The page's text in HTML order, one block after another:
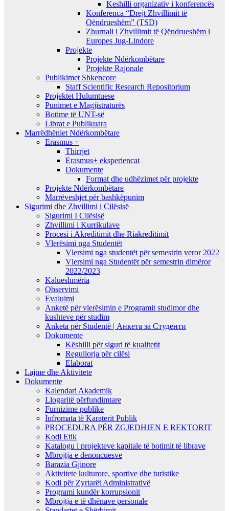
Keshilli organizativ i konferencës
Konferenca “Drejt Zhvillimit të
Qëndrueshëm” (TSD)
Zhurnali i Zhvillimit të Qëndrueshëm i
Europes Jug-Lindore
Projekte
Projekte Ndërkombëtare
Projekte Rajonale
Publikimet Shkencore
Staff Scientific Research Repositorium
Projektet Hulumtuese
Punimet e Magjistraturës
Botime të UNT-së
Librat e Publikuara
Marrëdhëniet Ndërkombëtare
Erasmus +
Thirrjet
Erasmus+ eksperiencat
Dokumente
Format dhe udhëzimet për projekte
Projekte Ndërkombëtare
Marrëveshjet për bashkëpunim
Sigurimi dhe Zhvillimi i Cilësisë
Sigurimi I Cilësisë
Zhvillimi i Kurrikulave
Procesi i Akreditimit dhe Riakreditimit
Vlerësimi nga Studentët
Vlersimi nga studentët për semestrin veror 2022
Vlersimi nga Studentët për semestrin dimëror
2022/2023
Kalueshmëria
Observimi
Evaluimi
Anketë për vlerësimin e Programit studimor dhe
kushteve për studim
Anketa për Studentë | Анкета за Студенти
Dokumente
Këshilli për siguri të kualitetit
Regullorja për cilësi
Elaborat
Lajme dhe Aktivitete
Dokumente
Kalendari Akademik
Llogaritë përfundimtare
Furnizime publike
Infromata të Karaterit Publik
PROCEDURA PËR ZGJEDHJEN E REKTORIT
Kodi Etik
Katalogu i projekteve kapitale të botimit të librave
Mbrojtja e denoncuesve
Barazia Gjinore
Aktivitete kulturore, sportive dhe turistike
Kodi për Zyrtarët Administrativë
Programi kundër korrupsionit
Mbrojtja e të dhënave personale